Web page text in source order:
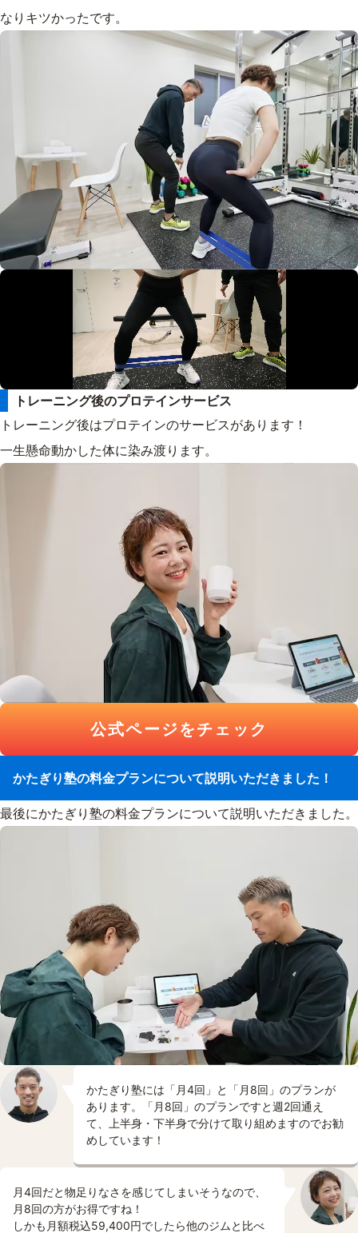
なりキツかったです。
トレーニング後のプロテインサービス
トレーニング後はプロテインのサービスがあります！
一生懸命動かした体に染み渡ります。
公式ページをチェック
かたぎり塾の料金プランについて説明いただきました！
最後にかたぎり塾の料金プランについて説明いただきました。
かたぎり塾には「月4回」と「月8回」のプランが
あります。「月8回」のプランですと週2回通え
て、上半身・下半身で分けて取り組めますのでお勧
めしています！
月4回だと物足りなさを感じてしまいそうなので、
月8回の方がお得ですね！
しかも月額税込59,400円でしたら他のジムと比べ